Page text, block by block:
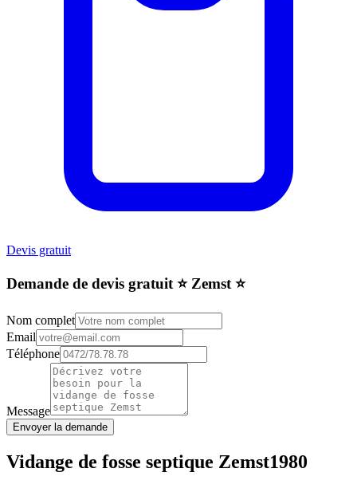
Devis gratuit
Demande de devis gratuit ⭐️ Zemst ⭐️
Nom complet
Email
Téléphone
Message
Envoyer la demande
Vidange de fosse septique Zemst1980